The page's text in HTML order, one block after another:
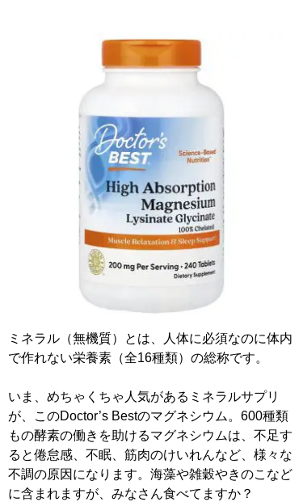
ミネラル（無機質）とは、人体に必須なのに体内
で作れない栄養素（全16種類）の総称です。
いま、めちゃくちゃ人気があるミネラルサプリ
が、このDoctor’s Bestのマグネシウム。600種類
もの酵素の働きを助けるマグネシウムは、不足す
ると倦怠感、不眠、筋肉のけいれんなど、様々な
不調の原因になります。海藻や雑穀やきのこなど
に含まれますが、みなさん食べてますか？